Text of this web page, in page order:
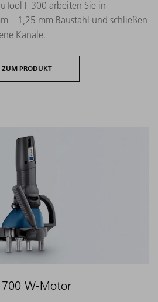
F 300 arbeiten Sie in
– 1,25 mm Baustahl und schließen
Kanäle.
ZUM PRODUKT
W-Motor